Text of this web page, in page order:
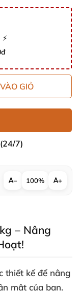
GIỎ
(24/7)
− 100% +
– Nâng
thiết kếđể nâng
mật của bạn.